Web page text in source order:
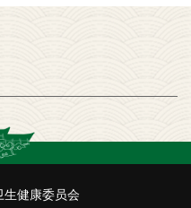
生健康委员会